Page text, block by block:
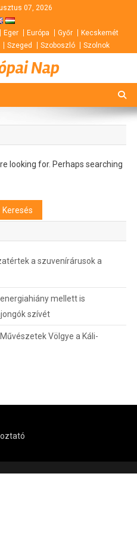
07, 2026
Eger Európa Győr
Kecskemét
Szeged Szoboszló Szolnok
Nap
looking for. Perhaps searching
a szuvenírárusok a
mellett is
szívét
Völgye a Káli-